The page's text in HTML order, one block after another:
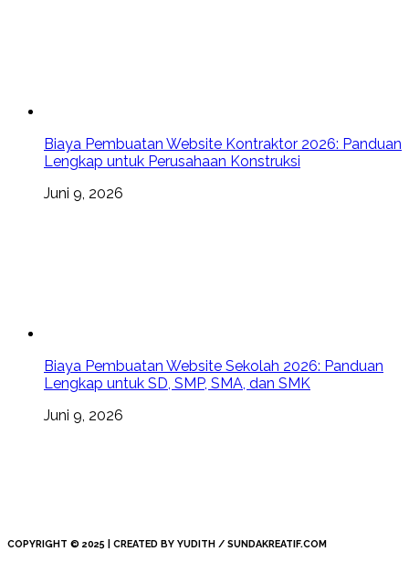
Biaya Pembuatan Website Kontraktor 2026: Panduan
Lengkap untuk Perusahaan Konstruksi
Juni 9, 2026
Biaya Pembuatan Website Sekolah 2026: Panduan
Lengkap untuk SD, SMP, SMA, dan SMK
Juni 9, 2026
COPYRIGHT © 2025 | CREATED BY YUDITH / SUNDAKREATIF.COM